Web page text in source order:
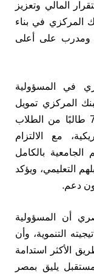
المالي وتعزيز
المركزي في بناء
على أعلى
في المسؤولية
المركزي تمويل
كامل تكاليف الإعاشة والإقامة لعدد 765 طالبًا من الطلاب
مع الالتزام
بالكامل
التعليمي، ويؤكد
دعم.
أن المسؤولية
التنموية، وأن
الأكثر استدامة
يليق بمصر